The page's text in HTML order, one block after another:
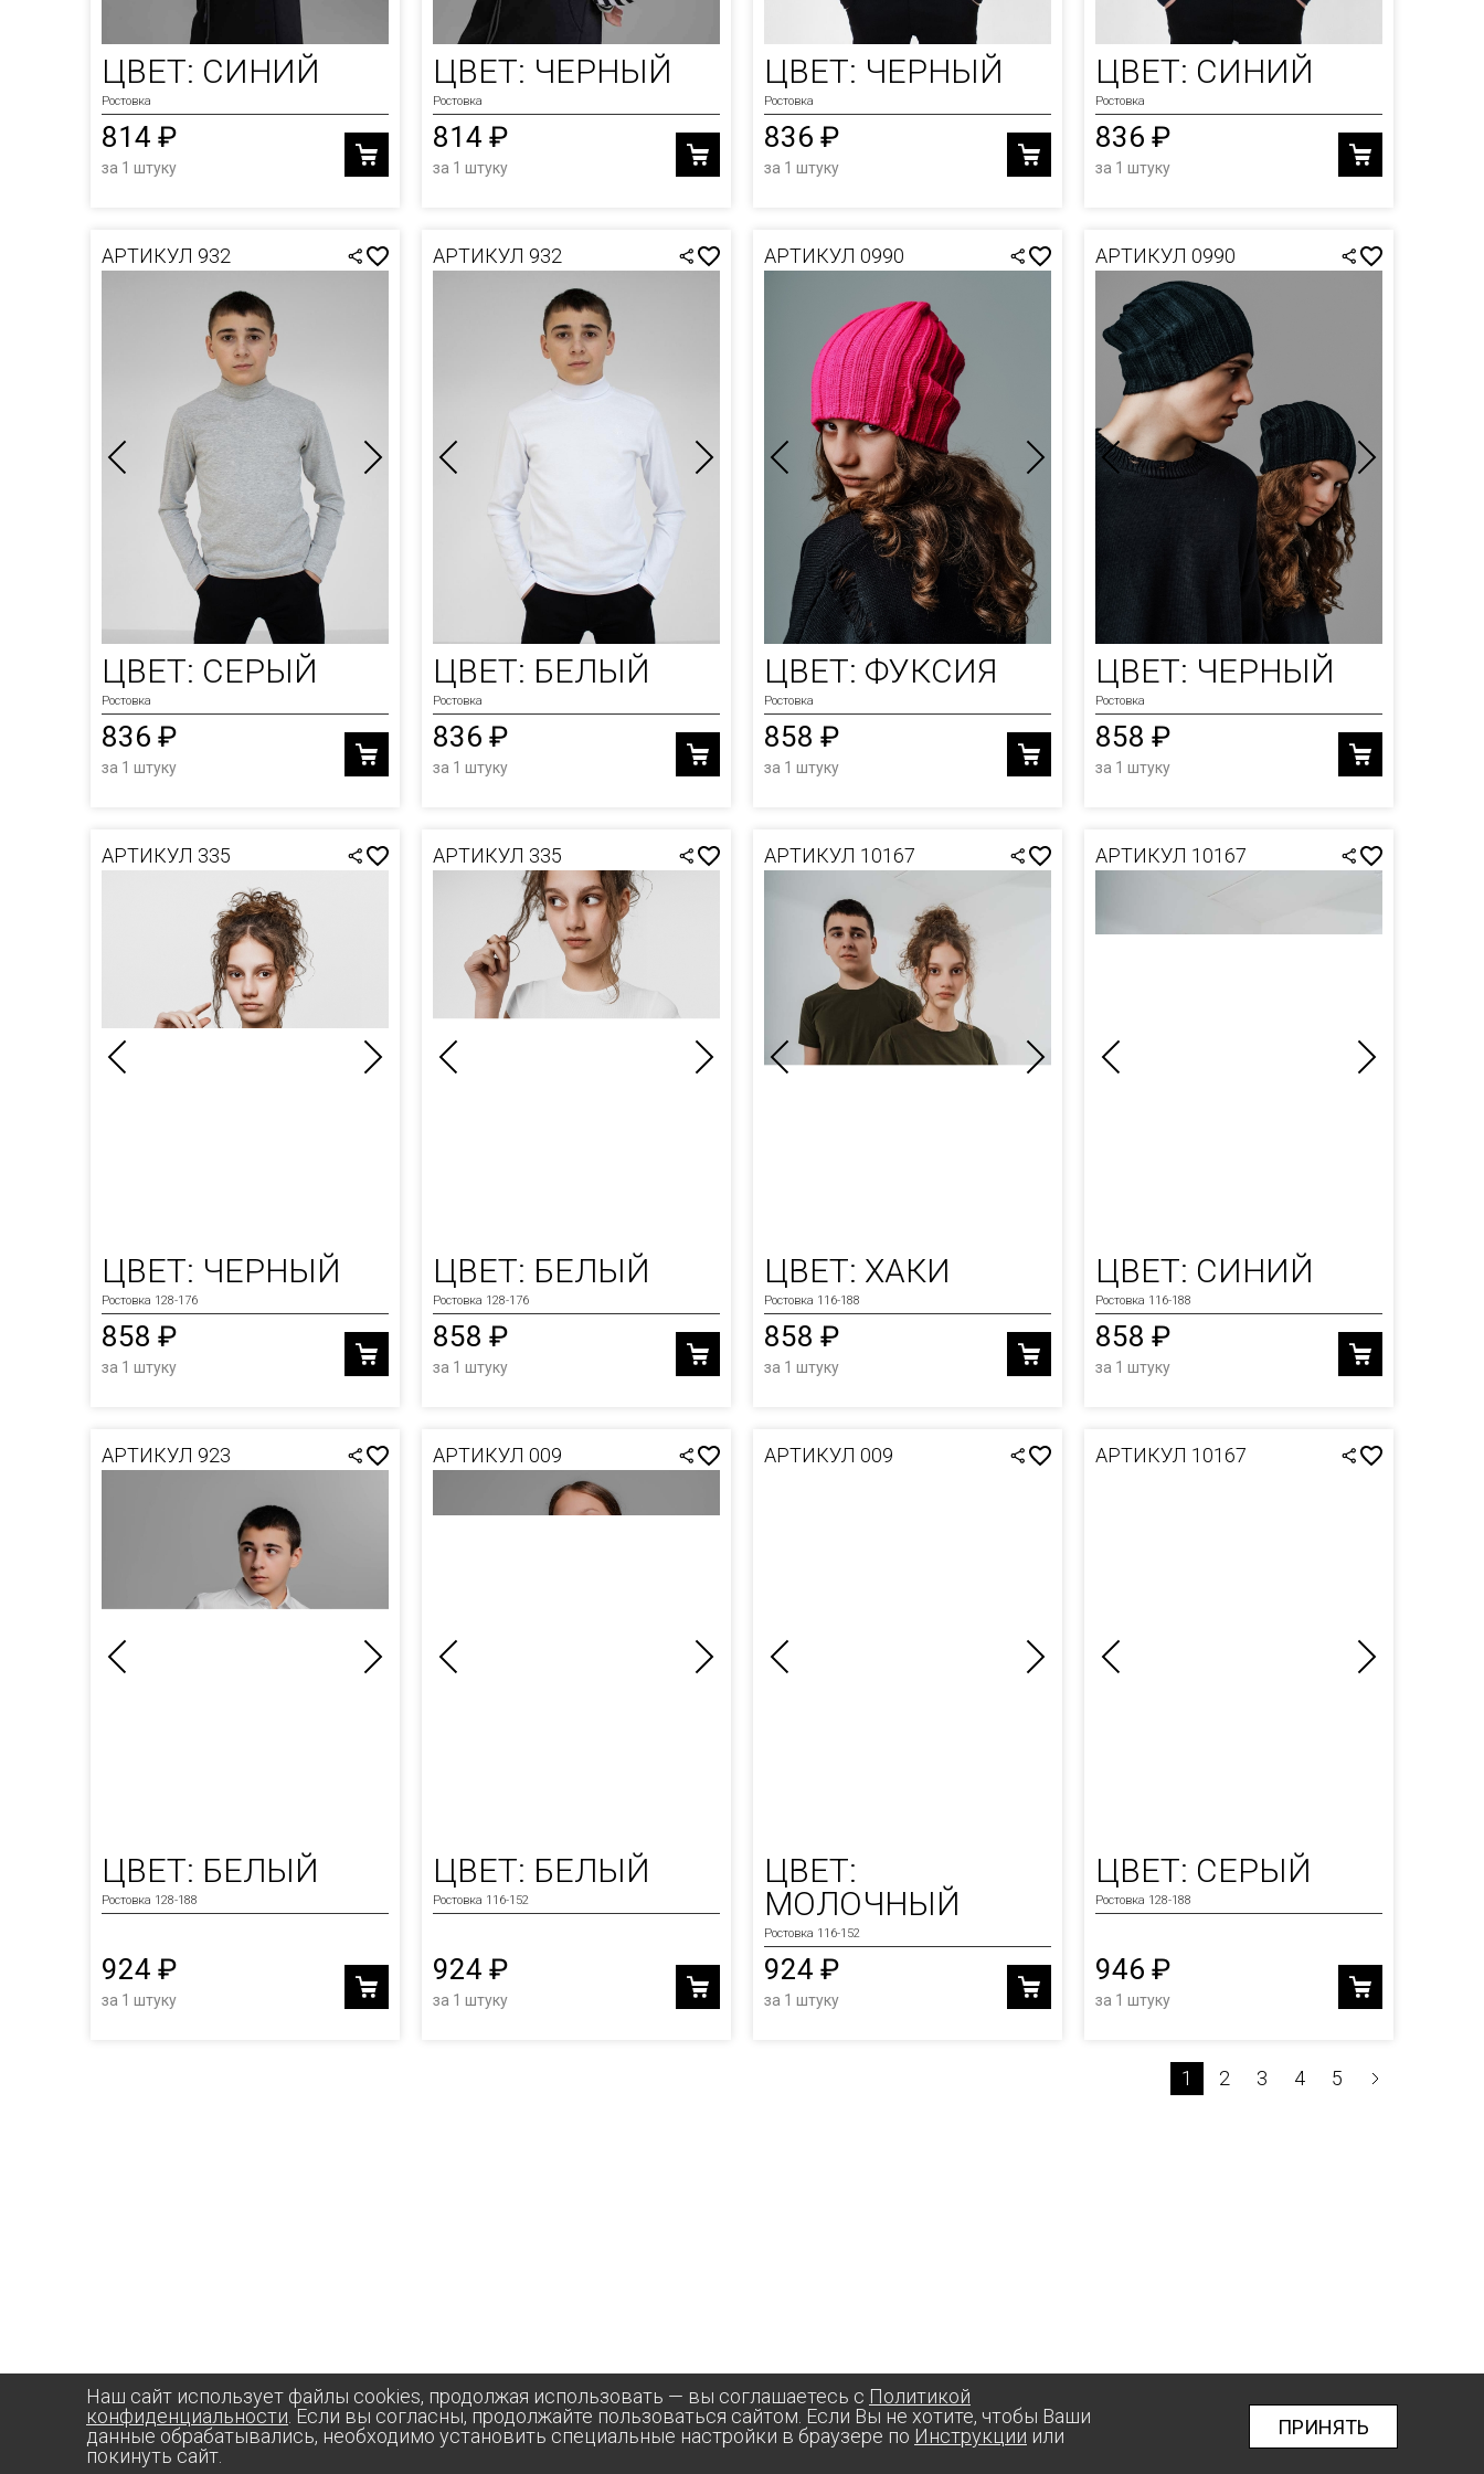
ЮБКИ
ХУДИ
ШАПКИ
ШОРТЫ
ЦВЕТ: СИНИЙ
Ростовка
814 ₽
за 1 штуку
ЦВЕТ: ЧЕРНЫЙ
Ростовка
814 ₽
за 1 штуку
ЦВЕТ: ЧЕРНЫЙ
Ростовка
836 ₽
за 1 штуку
ЦВЕТ: СИНИЙ
Ростовка
836 ₽
за 1 штуку
АРТИКУЛ 932
ЦВЕТ: СЕРЫЙ
Ростовка
836 ₽
за 1 штуку
АРТИКУЛ 932
ЦВЕТ: БЕЛЫЙ
Ростовка
836 ₽
за 1 штуку
АРТИКУЛ 0990
ЦВЕТ: ФУКСИЯ
Ростовка
858 ₽
за 1 штуку
АРТИКУЛ 0990
ЦВЕТ: ЧЕРНЫЙ
Ростовка
858 ₽
за 1 штуку
АРТИКУЛ 335
ЦВЕТ: ЧЕРНЫЙ
Ростовка 128-176
858 ₽
за 1 штуку
АРТИКУЛ 335
ЦВЕТ: БЕЛЫЙ
Ростовка 128-176
858 ₽
за 1 штуку
АРТИКУЛ 10167
ЦВЕТ: ХАКИ
Ростовка 116-188
858 ₽
за 1 штуку
АРТИКУЛ 10167
ЦВЕТ: СИНИЙ
Ростовка 116-188
858 ₽
за 1 штуку
АРТИКУЛ 923
ЦВЕТ: БЕЛЫЙ
Ростовка 128-188
924 ₽
за 1 штуку
АРТИКУЛ 009
ЦВЕТ: БЕЛЫЙ
Ростовка 116-152
924 ₽
за 1 штуку
АРТИКУЛ 009
ЦВЕТ:
МОЛОЧНЫЙ
Ростовка 116-152
924 ₽
за 1 штуку
АРТИКУЛ 10167
ЦВЕТ: СЕРЫЙ
Ростовка 128-188
946 ₽
за 1 штуку
1 2 3 4 5
Наш сайт использует файлы cookies, продолжая использовать — вы соглашаетесь с Политикой
конфиденциальности . Если вы согласны, продолжайте пользоваться сайтом. Если Вы не хотите, чтобы Ваши
данные обрабатывались, необходимо установить специальные настройки в браузере по Инструкции или
покинуть сайт.
ПРИНЯТЬ